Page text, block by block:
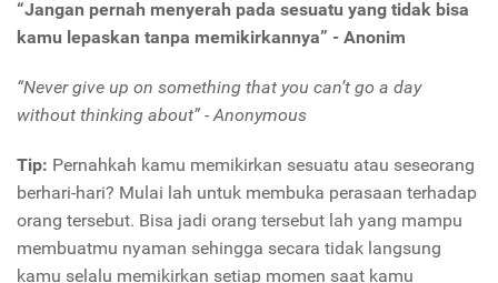
“Jangan pernah menyerah pada sesuatu yang tidak bisa
kamu lepaskan tanpa memikirkannya” - Anonim
“Never give up on something that you can’t go a day
without thinking about” - Anonymous
Tip: Pernahkah kamu memikirkan sesuatu atau seseorang
berhari-hari? Mulai lah untuk membuka perasaan terhadap
orang tersebut. Bisa jadi orang tersebut lah yang mampu
membuatmu nyaman sehingga secara tidak langsung
kamu selalu memikirkan setiap momen saat kamu